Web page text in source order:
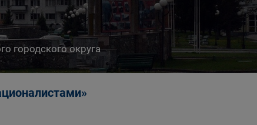
городского округа